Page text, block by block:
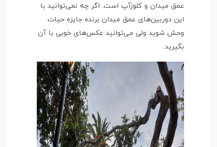
عمق میدان و کلوزآپ است. اگر چه نمی‌توانید با
این دوربین‌های عمق میدان برنده جایزه حیات
وحش شوید ولی می‌توانید عکس‌های خوبی با آن
بگیرید.